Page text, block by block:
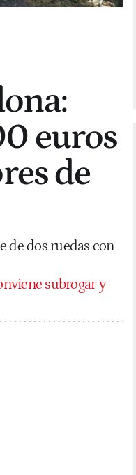
euros
de
de dos ruedas con
subrogar y